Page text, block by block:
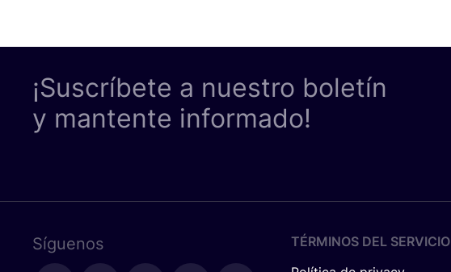
¡Suscríbete a nuestro boletín
y mantente informado!
Síguenos
TÉRMINOS DEL SERVICIO